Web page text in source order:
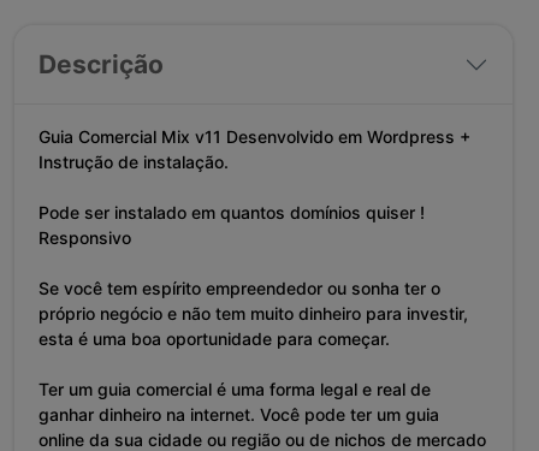
Descrição
Guia Comercial Mix v11 Desenvolvido em Wordpress +
Instrução de instalação.
Pode ser instalado em quantos domínios quiser !
Responsivo
Se você tem espírito empreendedor ou sonha ter o
próprio negócio e não tem muito dinheiro para investir,
esta é uma boa oportunidade para começar.
Ter um guia comercial é uma forma legal e real de
ganhar dinheiro na internet. Você pode ter um guia
online da sua cidade ou região ou de nichos de mercado